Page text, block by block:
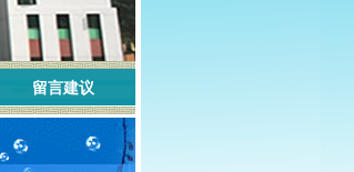
留言建议